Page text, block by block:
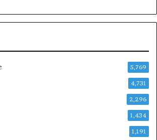
5,769
4,731
2,296
1,434
1,191